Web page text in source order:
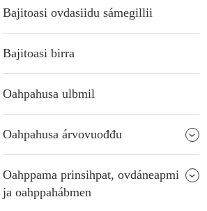
Bajitoasi ovdasiidu sámegillii
Bajitoasi birra
Oahpahusa ulbmil
Oahpahusa árvovuođđu
Oahppama prinsihpat, ovdáneapmi
ja oahppahábmen